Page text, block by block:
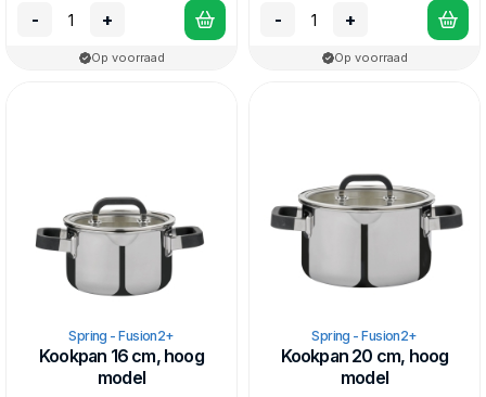
- +
Op voorraad
- +
Op voorraad
Spring - Fusion2+
Kookpan 16 cm, hoog
model
Spring - Fusion2+
Kookpan 20 cm, hoog
model